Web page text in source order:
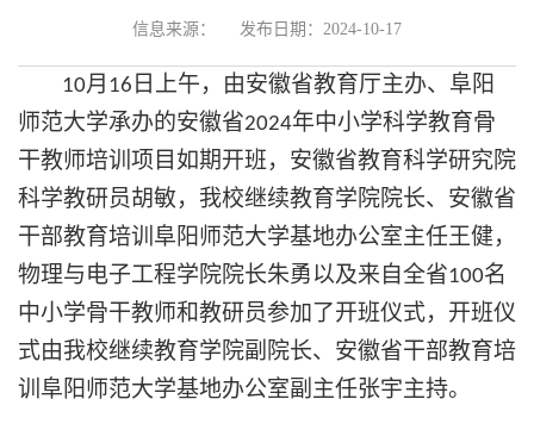
信息来源： 发布日期：2024-10-17
10月 16 日
上午，由安徽省教育厅主办、阜阳
师范大学承办的安徽省2024年中小学科学教育骨
干教师培训项目如期开班，安徽省教育科学研究院
科学教研员胡敏，我校继续教育学院院长、安徽省
干部教育培训阜阳师范大学基地办公室主任王健，
物理与电子工程学院院长朱勇以及来自全省100名
中小学骨干教师和教研员参加了开班仪式，开班仪
式由我校继续教育学院副院长、安徽省干部教育培
训阜阳师范大学基地办公室副主任张宇主持。